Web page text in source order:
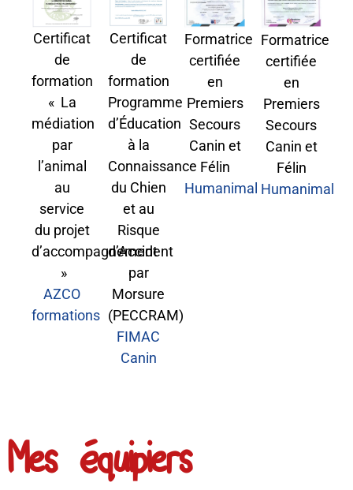
Certificat
de
formation
« La
médiation
par
l’animal
au
service
du projet
d’accompagnement
»
AZCO
formations
Certificat
de
formation
Programme
d’Éducation
à la
Connaissance
du Chien
et au
Risque
d’Accident
par
Morsure
(PECCRAM)
FIMAC
Canin
Formatrice
certifiée
en
Premiers
Secours
Canin et
Félin
Humanimal
Formatrice
certifiée
en
Premiers
Secours
Canin et
Félin
Humanimal
Mes équipiers